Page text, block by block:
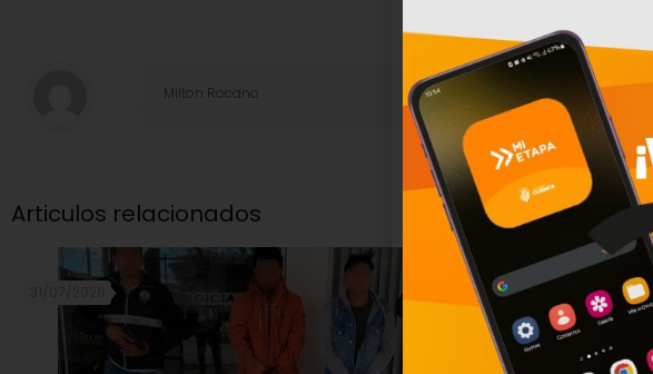
Milton Rocano
Articulos relacionados
30/07/2026